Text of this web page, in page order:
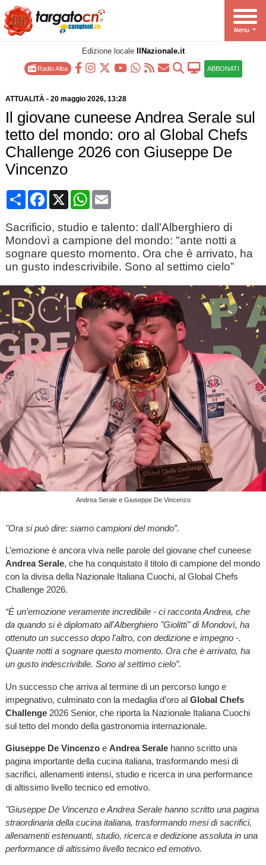
Edizione locale IlNazionale.it
Radio Alba ABBONATI
ATTUALITÀ- 20 maggio 2026, 13:28
Il giovane cuneese Andrea Serale sul
tetto del mondo: oro al Global Chefs
Challenge 2026 con Giuseppe De
Vincenzo
CondividiFacebook
X WhatsApp
Email
Sacrificio, studio e talento: dall'Alberghiero di
Mondovì a campione del mondo: "ante notti a
sognare questo momento. Ora che è arrivato, ha
un gusto indescrivibile. Sono al settimo cielo”
Andrea Serale e Giuseppe De Vincenzo
"Ora si può dire: siamo campioni del mondo”.
L’emozione è ancora viva nelle parole del giovane chef cuneese
Andrea Serale, che ha conquistato il titolo di campione del mondo
con la divisa della Nazionale Italiana Cuochi, al Global Chefs
Challenge 2026.
“È un’emozione veramente incredibile - ci racconta Andrea, che
da quando si è diplomato all'Alberghiero "Giolitti" di Mondovì, ha
ottenuto un successo dopo l'altro, con dedizione e impegno -.
Quante notti a sognare questo momento. Ora che è arrivato, ha
un gusto indescrivibile. Sono al settimo cielo”.
Un successo che arriva al termine di un percorso lungo e
impegnativo, culminato con la medaglia d’oro al Global Chefs
Challenge2026 Senior, che riporta la Nazionale Italiana Cuochi
sul tetto del mondo della gastronomia internazionale.
Giuseppe De Vincenzoe Andrea Serale hanno scritto una
pagina importante della cucina italiana, trasformando mesi di
sacrifici, allenamenti intensi, studio e ricerca in una performance
di altissimo livello tecnico ed emotivo.
"Giuseppe De Vincenzo e Andrea Serale hanno scritto una pagina
straordinaria della cucina italiana, trasformando mesi di sacrifici,
allenamenti estenuanti, studio, ricerca e dedizione assoluta in una
performance di altissimo livello tecnico ed emotivo.